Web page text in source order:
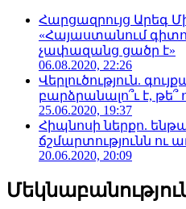
Հարցազրույց Արեգ
«Հայաստանում
չափազանց ցածր է»
06.08.2020, 22:26
Վերլուծություն.
բարձրանալո՞ւ է, թե՞
25.06.2020, 19:37
Հիպնոսի ներքո.
ճշմարտությունն ու
20.06.2020, 20:09